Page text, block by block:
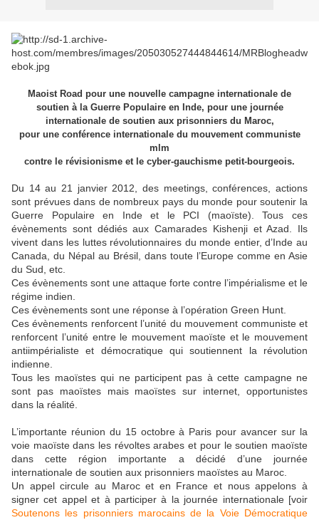
Maoist Road pour une nouvelle campagne internationale de
soutien à la Guerre Populaire en Inde, pour une journée
internationale de soutien aux prisonniers du Maroc,
pour une conférence internationale du mouvement communiste
mlm
contre le révisionisme et le cyber-gauchisme petit-bourgeois.
Du 14 au 21 janvier 2012, des meetings, conférences, actions
sont prévues dans de nombreux pays du monde pour soutenir la
Guerre Populaire en Inde et le PCI (maoïste). Tous ces
évènements sont dédiés aux Camarades Kishenji et Azad. Ils
vivent dans les luttes révolutionnaires du monde entier, d’Inde au
Canada, du Népal au Brésil, dans toute l’Europe comme en Asie
du Sud, etc.
Ces évènements sont une attaque forte contre l’impérialisme et le
régime indien.
Ces évènements sont une réponse à l’opération Green Hunt.
Ces évènements renforcent l’unité du mouvement communiste et
renforcent l’unité entre le mouvement maoïste et le mouvement
antiimpérialiste et démocratique qui soutiennent la révolution
indienne.
Tous les maoïstes qui ne participent pas à cette campagne ne
sont pas maoïstes mais maoïstes sur internet, opportunistes
dans la réalité.
L’importante réunion du 15 octobre à Paris pour avancer sur la
voie maoïste dans les révoltes arabes et pour le soutien maoïste
dans cette région importante a décidé d’une journée
internationale de soutien aux prisonniers maoïstes au Maroc.
Un appel circule au Maroc et en France et nous appelons à
signer cet appel et à participer à la journée internationale [voir
Soutenons les prisonniers marocains de la Voie Démocratique